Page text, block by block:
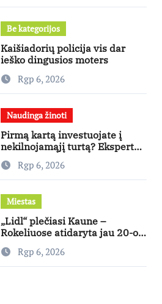
Be kategorijos
Kaišiadorių policija vis dar
ieško dingusios moters
Rgp 6, 2026
Naudinga žinoti
Pirmą kartą investuojate į
nekilnojamąjį turtą? Ekspertas
pataria, kaip pasirinkti būstą,
kuris generuos grąžą
Rgp 6, 2026
Miestas
„Lidl“ plečiasi Kaune –
Rokeliuose atidaryta jau 20-oji
parduotuvė mieste
Rgp 6, 2026